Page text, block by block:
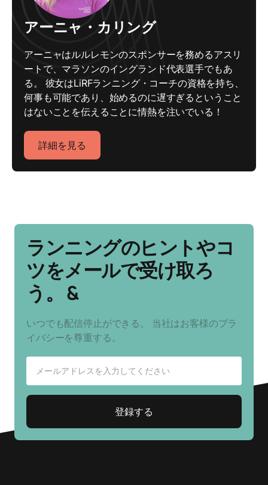
アーニャ・カリング
アーニャはルルレモンのスポンサーを務めるアスリ
ートで、マラソンのイングランド代表選手でもあ
る。 彼女はLiRFランニング・コーチの資格を持ち、
何事も可能であり、始めるのに遅すぎるということ
はないことを伝えることに情熱を注いでいる！
詳細を見る
ランニングのヒントやコ
ツをメールで受け取ろ
う。 &
いつでも配信停止ができる。 当社はお客様のプラ
イバシーを尊重する。